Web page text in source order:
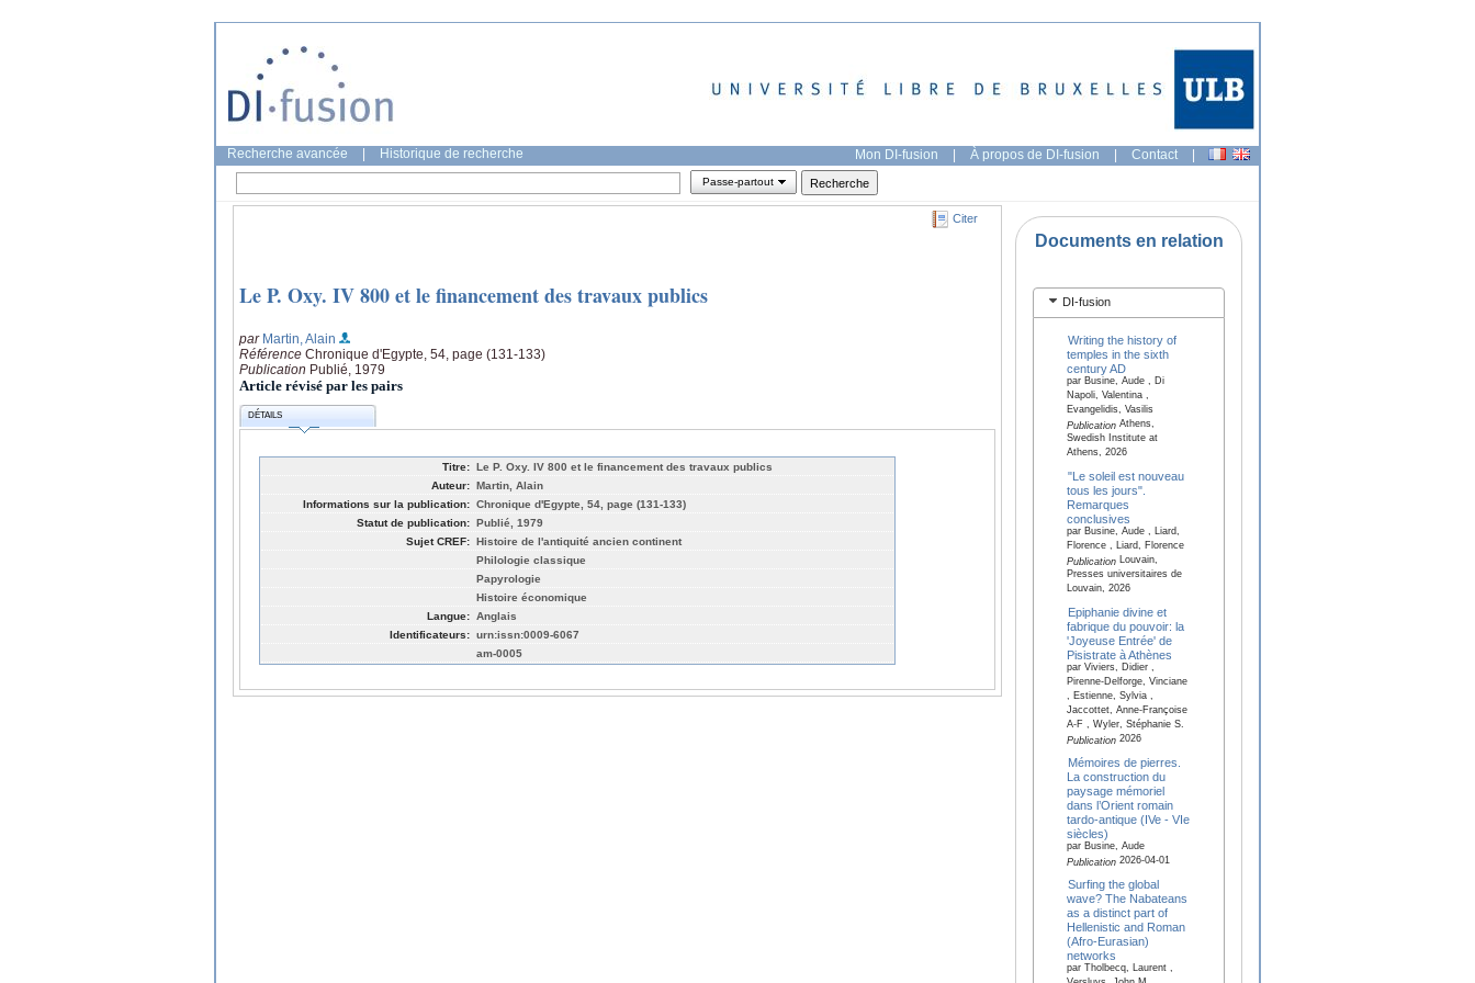
Recherche avancée Historique de recherche Mon DI-fusion | À propos de DI-fusion | Contact |
Passe-partout
Citer
Le P. Oxy. IV 800 et le financement des travaux publics
par Martin, Alain
Référence Chronique d'Egypte, 54, page (131-133)
Publication Publié, 1979
Article révisé par les pairs
DÉTAILS
Titre: Le P. Oxy. IV 800 et le financement des travaux publics
Auteur: Martin, Alain
Informations sur la publication: Chronique d'Egypte, 54, page (131-133)
Statut de publication: Publié, 1979
Sujet CREF: Histoire de l'antiquité ancien continent
Philologie classique
Papyrologie
Histoire économique
Langue: Anglais
Identificateurs: urn:issn:0009-6067
am-0005
Documents en relation
DI-fusion
Writing the history of
temples in the sixth
century AD
par Busine, Aude , Di
Napoli, Valentina ,
Evangelidis, Vasilis
PublicationAthens,
Swedish Institute at
Athens, 2026
"Le soleil est nouveau
tous les jours".
Remarques
conclusives
par Busine, Aude , Liard,
Florence , Liard, Florence
PublicationLouvain,
Presses universitaires de
Louvain, 2026
Epiphanie divine et
fabrique du pouvoir: la
'Joyeuse Entrée' de
Pisistrate à Athènes
par Viviers, Didier ,
Pirenne-Delforge, Vinciane
, Estienne, Sylvia ,
Jaccottet, Anne-Françoise
A-F , Wyler, Stéphanie S.
Publication2026
Mémoires de pierres.
La construction du
paysage mémoriel
dans l’Orient romain
tardo-antique (IVe - VIe
siècles)
par Busine, Aude
Publication2026-04-01
Surfing the global
wave? The Nabateans
as a distinct part of
Hellenistic and Roman
(Afro-Eurasian)
networks
par Tholbecq, Laurent ,